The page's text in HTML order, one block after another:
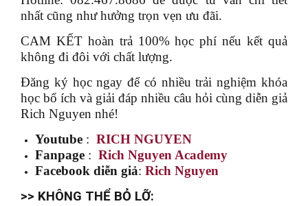
nhất cũng như hưởng trọn vẹn ưu đãi.
CAM KẾT hoàn trả 100% học phí nếu kết quả
không đi đôi với chất lượng.
Đăng ký học ngay để có nhiều trải nghiệm khóa
học bổ ích và giải đáp nhiều câu hỏi cùng diễn giả
Rich Nguyen nhé!
Youtube : RICH NGUYEN
Fanpage : Rich Nguyen Academy
Facebook diễn giả: Rich Nguyen
>> KHÔNG THỂ BỎ LỠ: